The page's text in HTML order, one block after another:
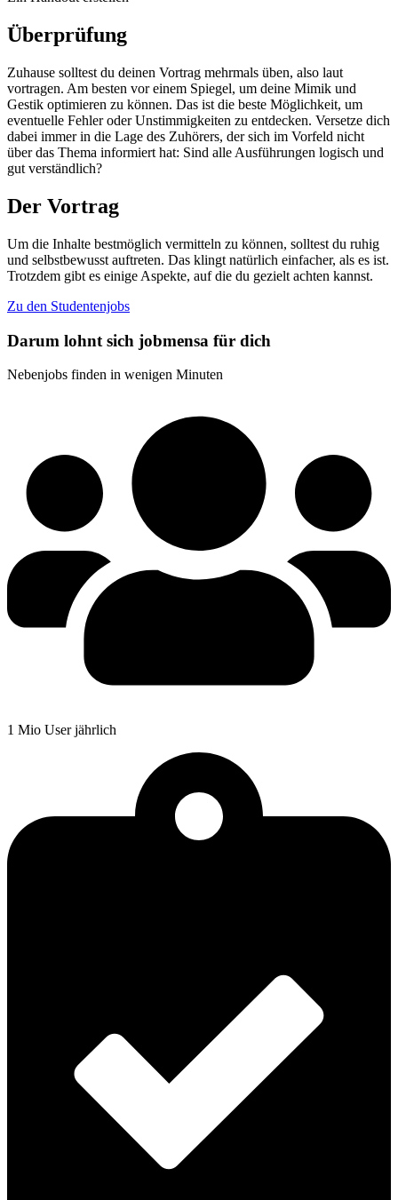
Überprüfung
Zuhause solltest du deinen Vortrag mehrmals üben, also laut
vortragen. Am besten vor einem Spiegel, um deine Mimik und
Gestik optimieren zu können. Das ist die beste Möglichkeit, um
eventuelle Fehler oder Unstimmigkeiten zu entdecken. Versetze dich
dabei immer in die Lage des Zuhörers, der sich im Vorfeld nicht
über das Thema informiert hat: Sind alle Ausführungen logisch und
gut verständlich?
Der Vortrag
Um die Inhalte bestmöglich vermitteln zu können, solltest du ruhig
und selbstbewusst auftreten. Das klingt natürlich einfacher, als es ist.
Trotzdem gibt es einige Aspekte, auf die du gezielt achten kannst.
Zu den Studentenjobs
Darum lohnt sich jobmensa für dich
Nebenjobs finden in wenigen Minuten
1 Mio User jährlich